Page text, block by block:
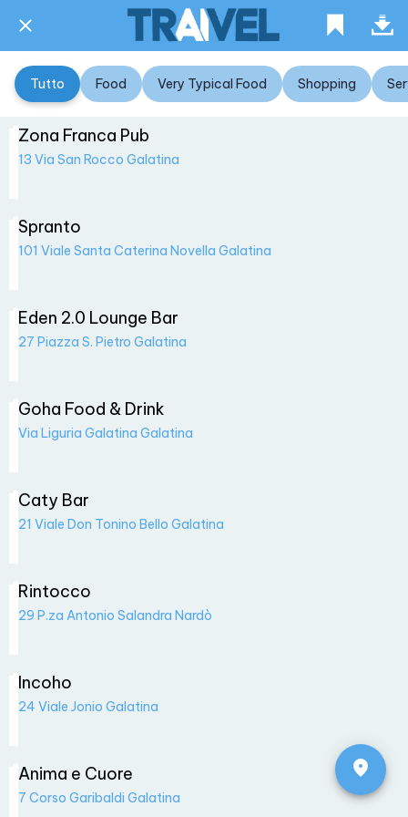
Tutto Food Very Typical Food Shopping
Zona Franca Pub
13 Via San Rocco Galatina
Spranto
101 Viale Santa Caterina Novella Galatina
Eden 2.0 Lounge Bar
27 Piazza S. Pietro Galatina
Goha Food & Drink
Via Liguria Galatina Galatina
Caty Bar
21 Viale Don Tonino Bello Galatina
Rintocco
29 P.za Antonio Salandra Nardò
Incoho
24 Viale Jonio Galatina
Anima e Cuore
7 Corso Garibaldi Galatina